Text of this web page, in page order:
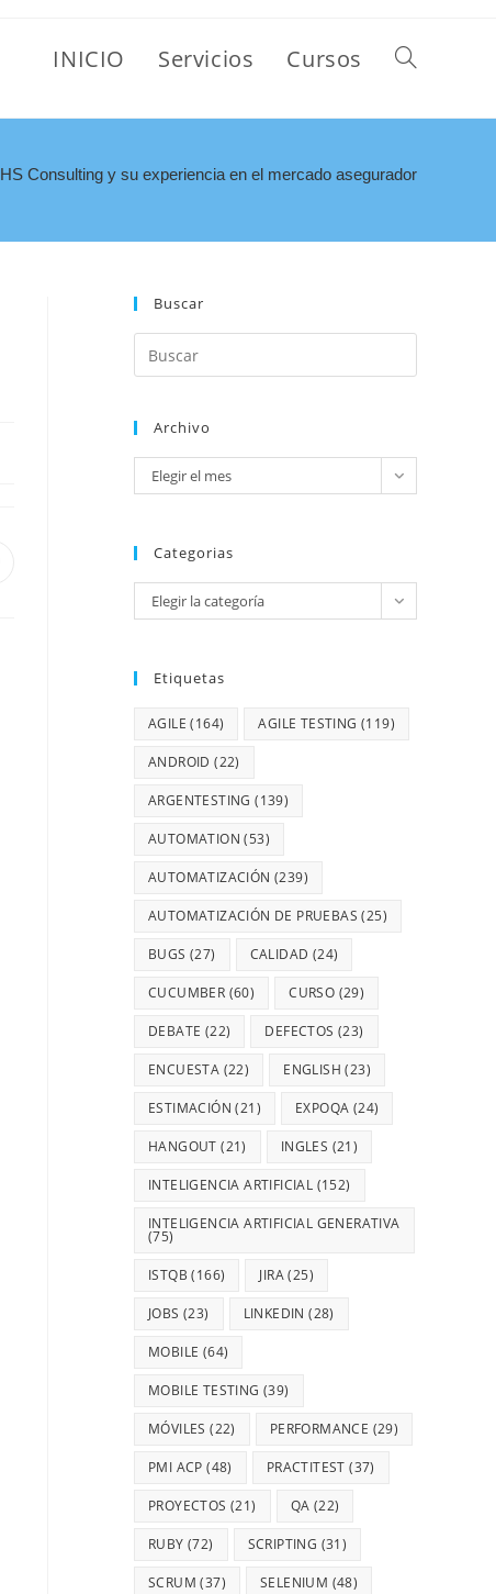
INICIO Servicios Cursos
HS Consulting y su experiencia en el mercado asegurador
Buscar
Archivo
Elegir el mes
Categorias
Elegir la categoría
Etiquetas
AGILE (164) AGILE TESTING (119)
ANDROID (22)
ARGENTESTING (139)
AUTOMATION (53)
AUTOMATIZACIÓN (239)
AUTOMATIZACIÓN DE PRUEBAS (25)
BUGS (27) CALIDAD (24)
CUCUMBER (60) CURSO (29)
DEBATE (22) DEFECTOS (23)
ENCUESTA (22) ENGLISH (23)
ESTIMACIÓN (21) EXPOQA (24)
HANGOUT (21) INGLES (21)
INTELIGENCIA ARTIFICIAL (152)
INTELIGENCIA ARTIFICIAL GENERATIVA
(75)
ISTQB (166) JIRA(25)
JOBS (23) LINKEDIN (28)
MOBILE (64)
MOBILE TESTING (39)
MÓVILES (22) PERFORMANCE (29)
PMI ACP (48) PRACTITEST (37)
PROYECTOS (21) QA (22)
RUBY (72) SCRIPTING (31)
SCRUM (37) SELENIUM (48)